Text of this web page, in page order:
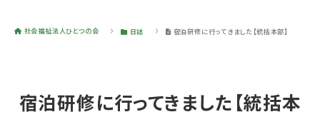
社会福祉法人ひとつの会 日誌 宿泊研修に行ってきました【統括本部】
宿泊研修に行ってきました【統括本